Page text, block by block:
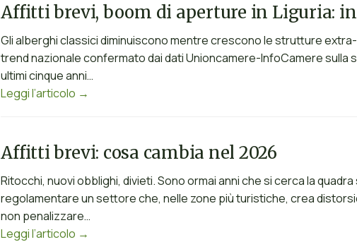
Affitti brevi, boom di aperture in Liguria: in
Gli alberghi classici diminuiscono mentre crescono le strutture
trend nazionale confermato dai dati Unioncamere-InfoCamere sulla
ultimi cinque anni…
Leggi l’articolo →
Affitti brevi: cosa cambia nel 2026
Ritocchi, nuovi obblighi, divieti. Sono ormai anni che si cerca la
regolamentare un settore che, nelle zone più turistiche, crea
non penalizzare…
Leggi l’articolo →